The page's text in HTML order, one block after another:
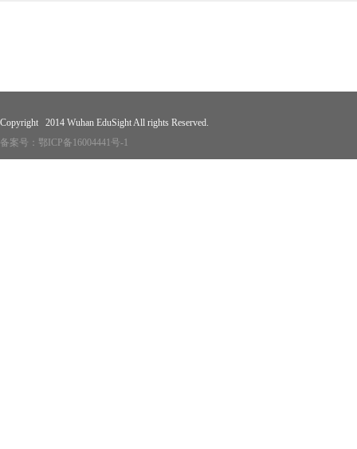
Copyright 2014 Wuhan EduSight All rights Reserved.
备案号： 鄂ICP备16004441号-1